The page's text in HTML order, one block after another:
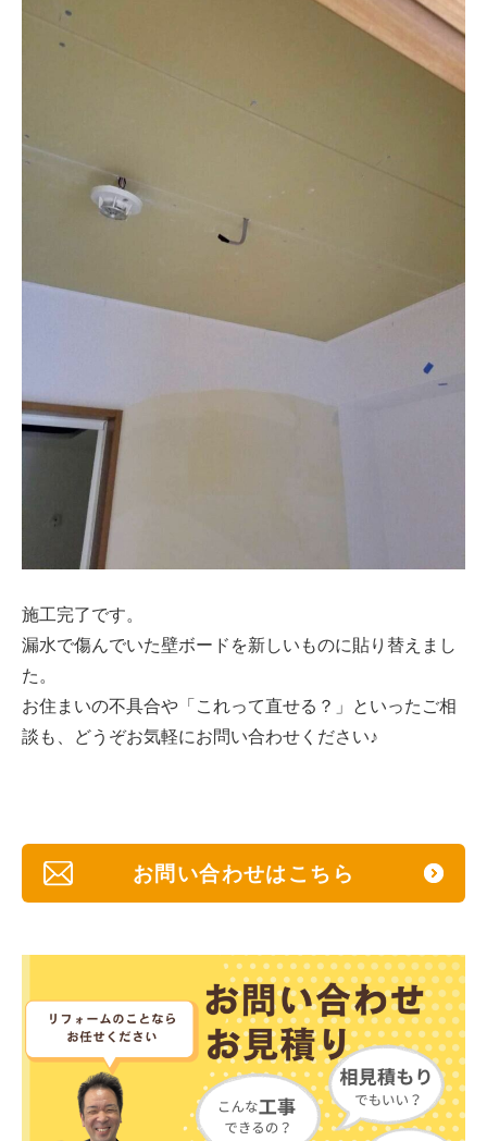
施工完了です。
漏水で傷んでいた壁ボードを新しいものに貼り替えまし
た。
お住まいの不具合や「これって直せる？」といったご相
談も、どうぞお気軽にお問い合わせください♪
お問い合わせはこちら